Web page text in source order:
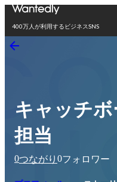
400万人が利用するビジネスSNS
キャッチ
担当
0つながり 0フォロワー